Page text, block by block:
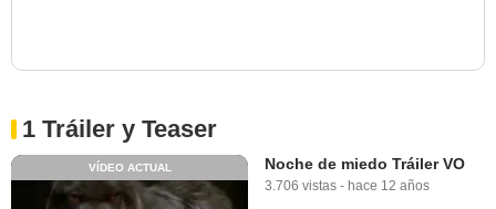
1 Tráiler y Teaser
VÍDEO ACTUAL Noche de miedo Tráiler VO
3.706 vistas - hace 12 años